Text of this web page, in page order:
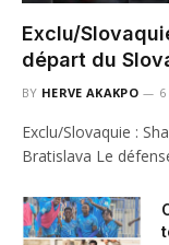
Exclu/
départ du
BY HERVE AKAKPO
Exclu/Slovaquie :
Bratislava Le